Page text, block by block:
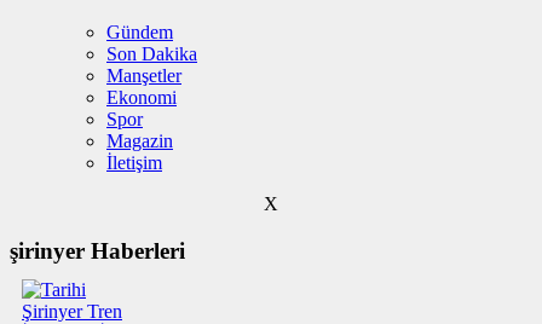
Gündem
Son Dakika
Manşetler
Ekonomi
Spor
Magazin
İletişim
X
şirinyer Haberleri